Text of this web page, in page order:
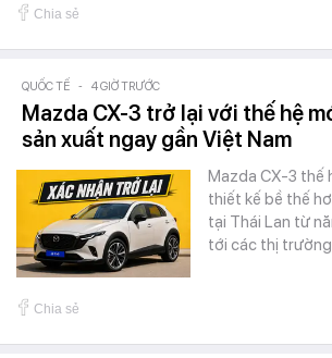
Chia sẻ
QUỐC TẾ - 4 GIỜ TRƯỚC
Mazda CX-3 trở lại với thế hệ
sản xuất ngay gần Việt Nam
Mazda CX-3 thế
thiết kế bề thế
tại Thái Lan từ
tới các thị
Chia sẻ